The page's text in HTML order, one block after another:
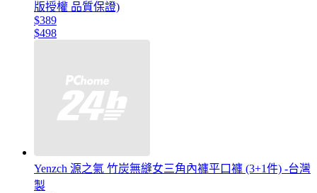
版授權 品質保證)
$389
$498
Yenzch 源之氣 竹炭無縫女三角內褲平口褲 (3+1件) -台灣
製